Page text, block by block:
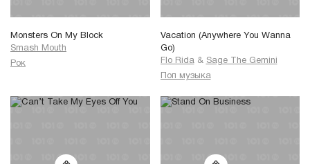
Monsters On My Block
Smash Mouth
Рок
Vacation (Anywhere You Wanna
Go)
Flo Rida & Sage The Gemini
Поп музыка